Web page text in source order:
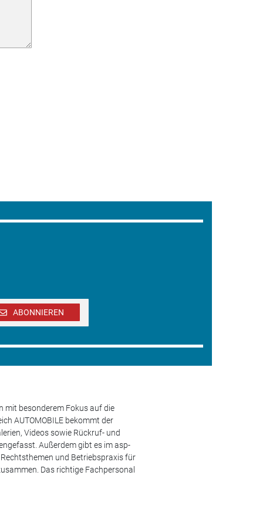
ABONNIEREN
mit besonderem Fokus auf die
AUTOMOBILE bekommt der
Videos sowie Rückruf- und
Außerdem gibt es im asp-
und Betriebspraxis für
Das richtige Fachpersonal